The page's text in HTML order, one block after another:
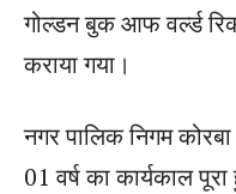
गोल्डन बुक आफ वर्ल्ड
कराया गया।
नगर पालिक निगम
01 वर्ष का कार्यकाल